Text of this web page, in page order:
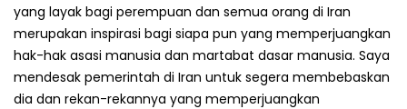
yang layak bagi perempuan dan semua orang di Iran
merupakan inspirasi bagi siapa pun yang memperjuangkan
hak-hak asasi manusia dan martabat dasar manusia. Saya
mendesak pemerintah di Iran untuk segera membebaskan
dia dan rekan-rekannya yang memperjuangkan